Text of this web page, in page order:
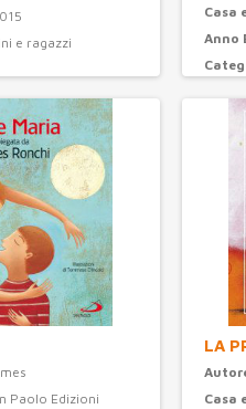
e ragazzi
Casa
Anno
Paolo Edizioni
LA
Casa